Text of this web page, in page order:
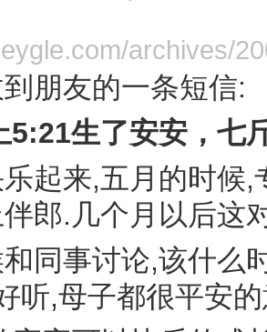
archives/
朋友的一条短信:
5:21生了安安，七
起来,五月的时候,
郎.几个月以后这
同事讨论,该什么
听,母子都很平安